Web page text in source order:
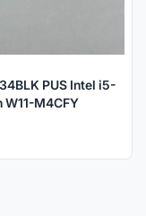
PUS Intel i5-
W11-M4CFY